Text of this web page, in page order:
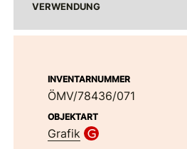
VERWENDUNG
INVENTARNUMMER
ÖMV/78436/071
OBJEKTART
Grafik